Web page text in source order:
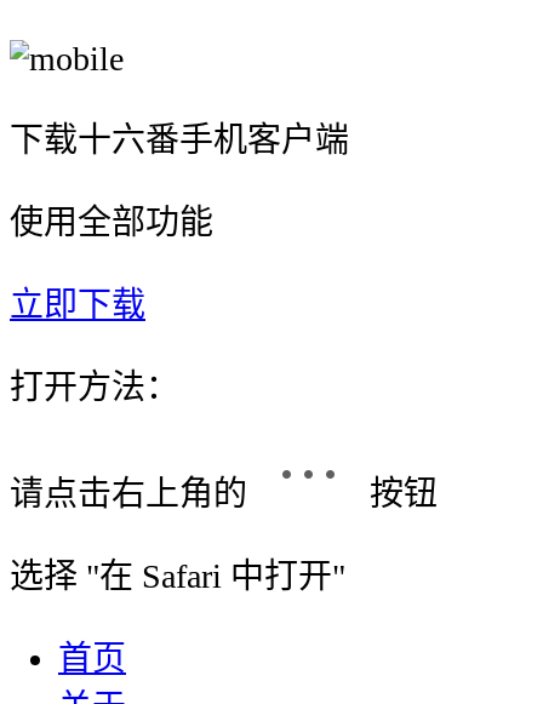
下载十六番手机客户端
使用全部功能
立即下载
打开方法：
请点击右上角的 按钮
选择 "在 Safari 中打开"
首页